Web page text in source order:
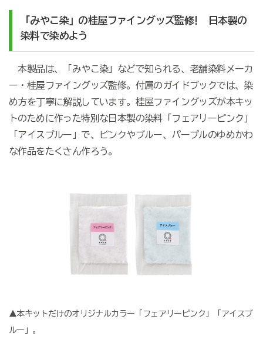
「みやこ染」の桂屋ファイングッズ監修!
日本製の
染料で染めよう
本製品は、「みやこ染」などで知られる、老舗染料メーカ
ー・桂屋ファイングッズ監修。付属のガイドブックでは、染
め方を丁寧に解説しています。桂屋ファイングッズが本キッ
トのために作った特別な日本製の染料「フェアリーピンク」
「アイスブルー」で、ピンクやブルー、パープルのゆめかわ
な作品をたくさん作ろう。
▲本キットだけのオリジナルカラー「フェアリーピンク」「アイスブ
ルー」。